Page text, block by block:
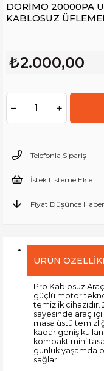
DORİMO 20000PA
KABLOSUZ
₺2.000,00
Telefonla Sipariş
İstek Listeme Ekle
Fiyat Düşünce
ÜRÜN
Pro Kablosuz
güçlü motor
temizlik
sayesinde araç
masa üstü
kadar geniş
kompakt mini
günlük yaşamda
sağlar.